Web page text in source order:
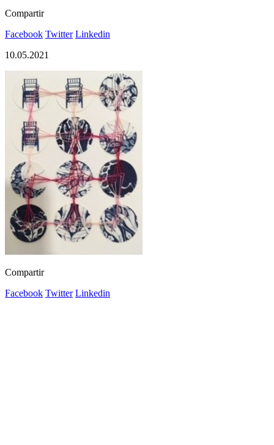
Compartir
Facebook Twitter Linkedin
10.05.2021
Compartir
Facebook Twitter Linkedin